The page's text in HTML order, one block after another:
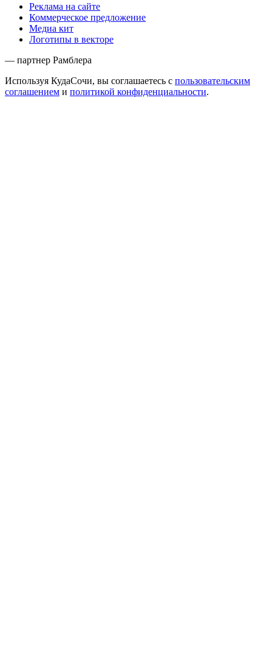
Реклама на сайте
Коммерческое предложение
Медиа кит
Логотипы в векторе
— партнер Рамблера
Используя КудаСочи, вы соглашаетесь с пользовательским
соглашением и политикой конфиденциальности.